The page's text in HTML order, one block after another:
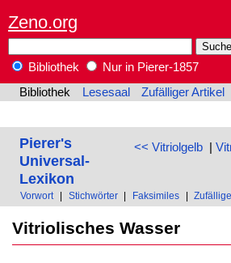
Zeno.org
Bibliothek
Nur in Pierer-1857
Bibliothek
Lesesaal Zufälliger Artikel
<< Vitriolgelb|
Pierer's
Universal-
Lexikon
Vorwort Stichwörter Faksimiles
Vitriolisches Wasser